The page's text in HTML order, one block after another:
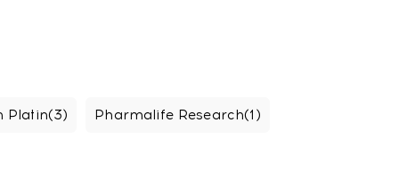
Platin(3) Pharmalife Research(1)